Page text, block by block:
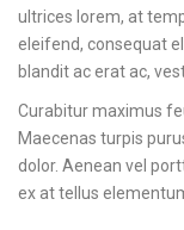
ultrices lorem, at
eleifend, consequat
blandit ac erat ac,
Curabitur maximus
Maecenas turpis
dolor. Aenean vel
ex at tellus